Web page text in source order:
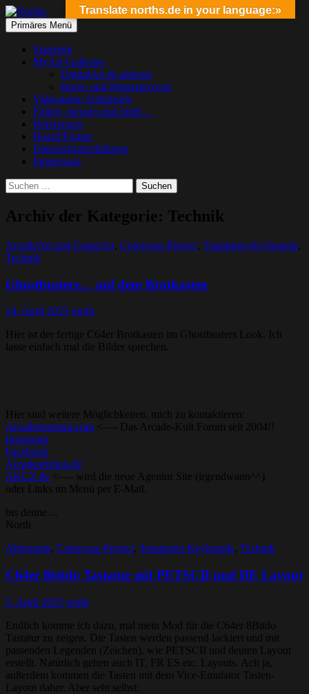
Norths
Suchen
Primäres Menü Springe
zum
Startseite
MyArt-Galleries
DigitalArt & anderes
Buch- und Magazincover
Videogame Schnipsels
Folien, messen und mehr…
Referenzen
Board/Forum
Datenschutzerklärung
Impressum
Suchen
nach:
Archiv der Kategorie: Technik
ArcadeArt und GameArt Colorcase-Project Tastaturen Keyboards
Technik
Ghostbusters… auf dem Brotkasten
14. April 2025 north
Hier ist der fertige C64er Brotkasten im Ghostbusters Look. Ich
lasse einfach mal die Bilder sprechen.
Hier sind weitere Möglichkeiten, mich zu kontaktieren:
Arcadezentrum.com <—- Das Arcade-Kult Forum seit 2004!!
Instagram
Facebook
Arcadeartshop.de
AKCZ.de <—- wird die neue Agentur Site (irgendwann^^)
oder Links im Menü per E-Mail.
bis denne…
North
Allgemein Colorcase-Project Tastaturen Keyboards Technik
C64er 8bitdo Tastatur mit PETSCII und DE Layout
5. April 2025 north
Endlich komme ich dazu, mal mein Mod für die C64er 8Bitdo
Tastatur zu zeigen. Die Tasten werden passend lackiert und mit
passenden Legenden (Zeichen), wie PETSCII und deuten Layout
erstellt. Natürlich gehen auch IT, FR ES etc. Layouts. Ach ja,
außerdem kommen die Tasten mit dem Vice-Emulator Tasten-
Layout daher. Aber seht selbst:
Translate norths.de in your language:»